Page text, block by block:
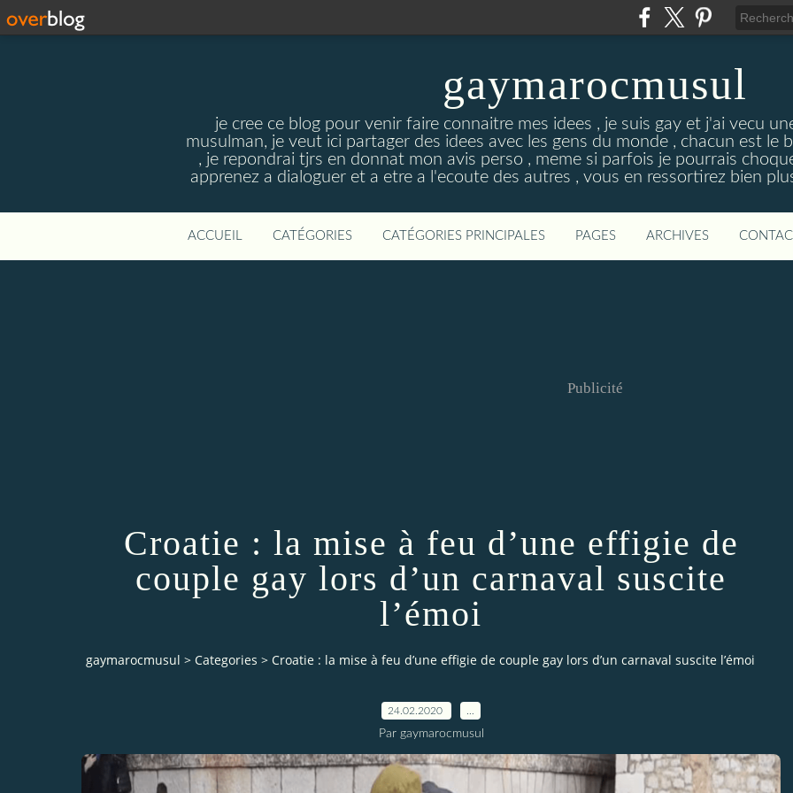
gaymarocmusul
je cree ce blog pour venir faire connaitre mes idees , je suis gay et j'ai vecu
musulman, je veut ici partager des idees avec les gens du monde , chacun est le
, je repondrai tjrs en donnat mon avis perso , meme si parfois je pourrais
apprenez a dialoguer et a etre a l'ecoute des autres , vous en ressortirez bien
ACCUEIL CATÉGORIES CATÉGORIES PRINCIPALES PAGES ARCHIVES
Publicité
Croatie : la mise à feu d’une effigie de
couple gay lors d’un carnaval suscite
l’émoi
gaymarocmusul > Categories > Croatie : la mise à feu d’une effigie de couple gay lors d’un carnaval suscite l’émoi
24.02.2020
Par gaymarocmusul